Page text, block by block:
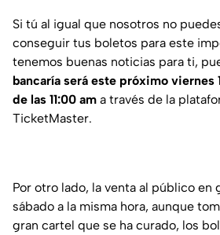
Si tú al igual que nosotros no
conseguir tus boletos para este
tenemos buenas noticias para ti,
bancaría será este próximo viernes
de las 11:00 am a través de la
TicketMaster.
Por otro lado, la venta al público en
sábado a la misma hora, aunque
gran cartel que se ha curado, los